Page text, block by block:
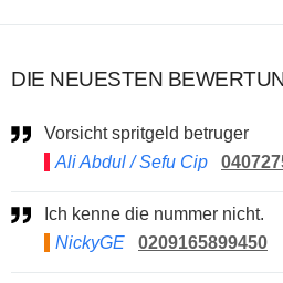
DIE NEUESTEN
Vorsicht spritgeld betruger
Ali Abdul / Sefu Cip
Ich kenne die nummer nicht.
NickyGE
0209165899450